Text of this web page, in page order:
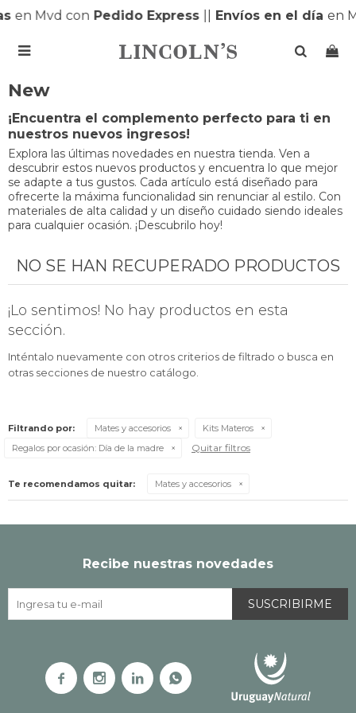
en Mvd conPedido Express Envíos en el día en

New
¡Encuentra el complemento perfecto para ti en
nuestros nuevos ingresos!
Explora las últimas novedades en nuestra tienda. Ven a
descubrir estos nuevos productos y encuentra lo que mejor
se adapte a tus gustos. Cada artículo está diseñado para
ofrecerte la máxima funcionalidad sin renunciar al estilo. Con
materiales de alta calidad y un diseño cuidado siendo ideales
para cualquier ocasión. ¡Descubrilo hoy!
NO SE HAN RECUPERADO PRODUCTOS
¡Lo sentimos! No hay productos en esta
sección.
Inténtalo nuevamente con otros criterios de filtrado o busca en
otras secciones de nuestro catálogo.
Filtrando por: Mates y accesorios
Kits Materos
Regalos por ocasión: Día de la madre Quitar filtros
Te recomendamos quitar: Mates y accesorios
Recibe nuestras novedades
SUSCRIBIRME
   